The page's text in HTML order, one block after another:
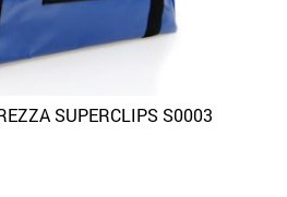
SUPERCLIPS S0003